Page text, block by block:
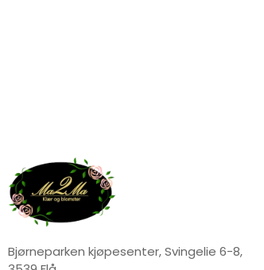
Bjørneparken kjøpesenter, Svingelie 6-8,